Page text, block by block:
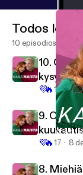
6. Äiti,
Todos los
10 episodios
10. Q &
kysyä
💜🔥161
9.
💜🔥17 8
8.